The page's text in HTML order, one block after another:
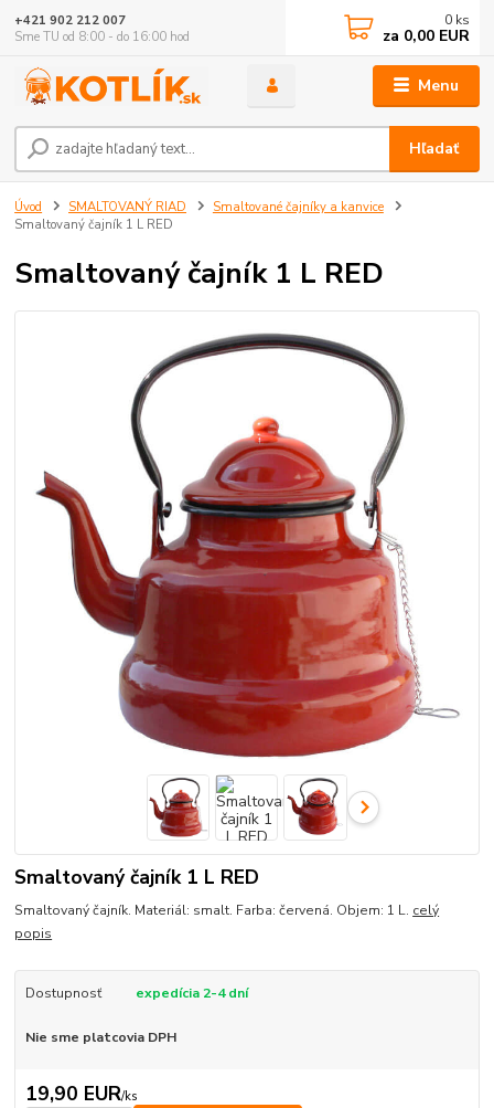
Menu
Hľadať
+421 902 212 007
Sme TU od 8:00 - do 16:00 hod
0 ks
za 0,00 EUR
Úvod SMALTOVANÝ RIAD
Smaltované čajníky a kanvice
Smaltovaný čajník 1 L RED
Smaltovaný čajník 1 L RED
Smaltovaný čajník 1 L RED
Smaltovaný čajník. Materiál: smalt. Farba: červená. Objem: 1 L. celý
popis
Dostupnosť expedícia 2-4 dní
Nie sme platcovia DPH
19,90 EUR/ks